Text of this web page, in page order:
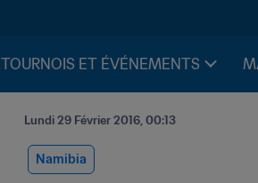
TOURNOIS ET ÉVÉNEMENTS
Lundi 29 Février 2016, 00:13
Namibia